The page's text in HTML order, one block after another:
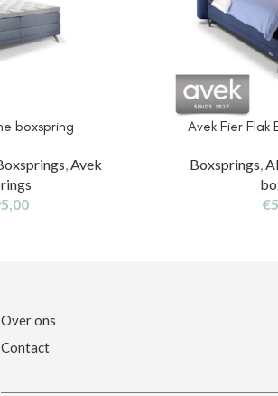
boxspring
,Avek
Avek Fier Flak
Boxsprings,
€
Over ons
Contact